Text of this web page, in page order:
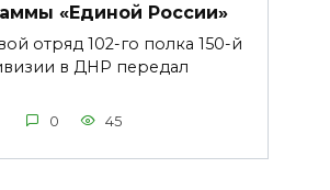
«Единой России»
отряд 102-го полка 150-й
в ДНР передал
0 45